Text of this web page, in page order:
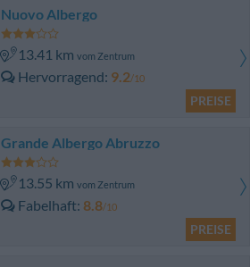
Nuovo Albergo
13.41 km vom Zentrum
Hervorragend 9.2/10
PREISE
Grande Albergo Abruzzo
13.55 km vom Zentrum
Fabelhaft 8.8/10
PREISE